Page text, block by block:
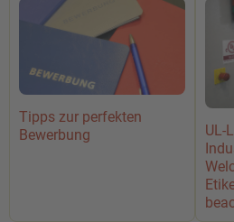
Tipps zur perfekten
Bewerbung
UL-